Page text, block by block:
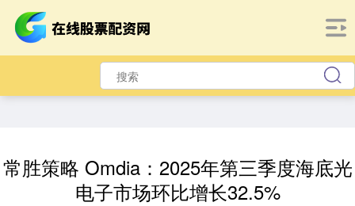
常胜策略 Omdia：2025年第三季度海底光
电子市场环比增长32.5%